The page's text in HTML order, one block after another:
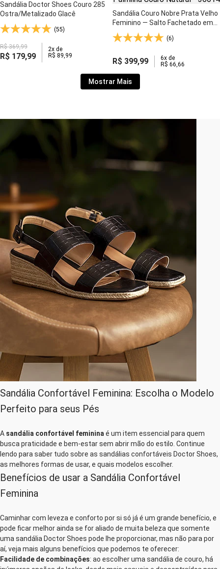
Sandália Doctor Shoes Couro 285
Ostra/Metalizado Glacê
(55)
R$ 369,99
R$ 179,99
2x de
R$ 89,99
Sandália Couro Nobre Prata Velho
Feminino — Salto Fachetado em
Couro e Palmilha Couro Natural -
36614
(6)
R$ 399,99 6x de
R$ 66,66
Mostrar Mais
Sandália Confortável Feminina: Escolha o Modelo
Perfeito para seus Pés
A sandália confortável feminina é um item essencial para quem
busca praticidade e bem-estar sem abrir mão do estilo. Continue
lendo para saber tudo sobre as sandálias confortáveis Doctor Shoes,
as melhores formas de usar, e quais modelos escolher.
Benefícios de usar a Sandália Confortável
Feminina
Caminhar com leveza e conforto por si só já é um grande benefício, e
pode ficar melhor ainda se for aliado de muita beleza que somente
uma sandália Doctor Shoes pode lhe proporcionar, mas não para por
aí, veja mais alguns benefícios que podemos te oferecer:
Facilidade de combinações: ao escolher uma sandália de couro, há